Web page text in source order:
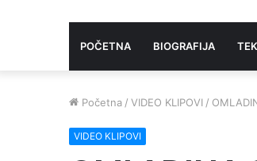
POČETNA BIOGRAFIJA
Početna / VIDEO KLIPOVI /
VIDEO KLIPOVI